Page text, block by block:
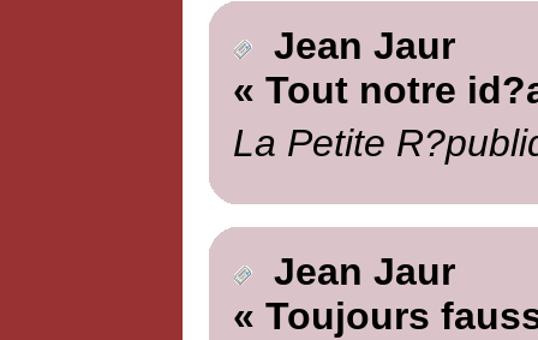
Jean Jaur
« Tout notre
La Petite
Jean Jaur
« Toujours